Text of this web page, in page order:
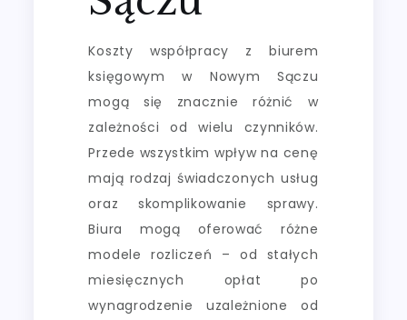
Koszty współpracy z biurem
księgowym w Nowym Sączu
mogą się znacznie różnić w
zależności od wielu czynników.
Przede wszystkim wpływ na cenę
mają rodzaj świadczonych usług
oraz skomplikowanie sprawy.
Biura mogą oferować różne
modele rozliczeń – od stałych
miesięcznych opłat po
wynagrodzenie uzależnione od